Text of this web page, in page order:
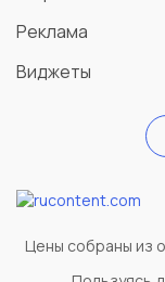
Реклама
Виджеты
Цены собраны из